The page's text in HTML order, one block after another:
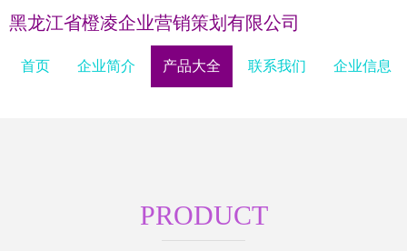
黑龙江省橙凌企业营销策划有限公司
首页 企业简介 产品大全 联系我们 企业信息
PRODUCT